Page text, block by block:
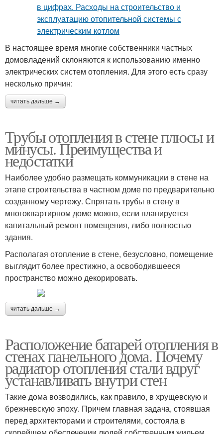
В настоящее время многие собственники частных
домовладений склоняются к использованию именно
электрических систем отопления. Для этого есть сразу
несколько причин:
читать дальше →
Трубы отопления в стене плюсы и
минусы. Преимущества и
недостатки
Наиболее удобно размещать коммуникации в стене на
этапе строительства в частном доме по предварительно
созданному чертежу. Спрятать трубы в стену в
многоквартирном доме можно, если планируется
капитальный ремонт помещения, либо полностью
здания.
Располагая отопление в стене, безусловно, помещение
выглядит более престижно, а освободившееся
пространство можно декорировать.
читать дальше →
Расположение батарей отопления в
стенах панельного дома. Почему
радиатор отопления стали вдруг
устанавливать внутри стен
Такие дома возводились, как правило, в хрущевскую и
брежневскую эпоху. Причем главная задача, стоявшая
перед архитекторами и строителями, состояла в